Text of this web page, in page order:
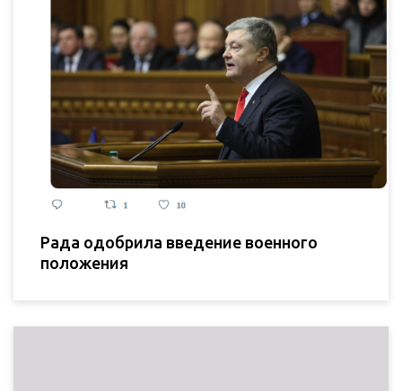
Рада одобрила введение военного
положения